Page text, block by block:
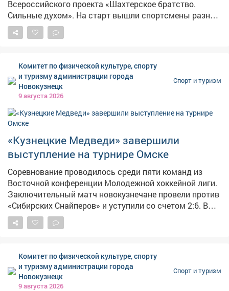
Показал откуда можно полюбоваться первыми
солнечными лучами, увидеть звезды и даже очистить
свое тело от отрицательных мыслей и эмоций. Мы
узнали, что данная территория несколько миллионов
часа экскурсии под палящим солнцем пролетели
незаметно. Вкусно пообедав, мы направились на нашу
вторую локацию - Тропу предков, но об этом завтра...
финансовой поддержке Фонда Президентских
Всероссийского проекта «Шахтерское братство.
Сильные духом». На старт вышли спортсмены разных
возрастов. Участники соревнований бегали спринт и
средние дистанции, соревновались в прыжках в длину
Комитет по физической культуре, спорту
и туризму администрации города
Новокузнецк
9 августа 2026
Спорт и туризм
«Кузнецкие Медведи» завершили
выступление на турнире Омске
Соревнование проводилось среди пяти команд из
Восточной конференции Молодежной хоккейной лиги.
Заключительный матч новокузнечане провели против
«Сибирских Снайперов» и уступили со счетом 2:6. В
составе «Медведей» отличились Семен Маргарит и
Егор Абрамов. Ранее новокузнечане победили
Подопечные Валерия Хлебникова стали четвертыми в
Омске. В августе новокузнечане выступят на
предсезонном турнире в Новосибирске.
Комитет по физической культуре, спорту
и туризму администрации города
Новокузнецк
9 августа 2026
Спорт и туризм